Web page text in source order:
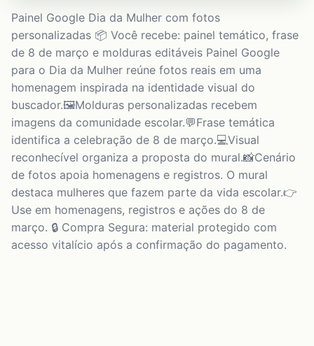
Painel Google Dia da Mulher com fotos
personalizadas 📦 Você recebe: painel temático, frase
de 8 de março e molduras editáveis Painel Google
para o Dia da Mulher reúne fotos reais em uma
homenagem inspirada na identidade visual do
buscador.🖼️Molduras personalizadas recebem
imagens da comunidade escolar.💬Frase temática
identifica a celebração de 8 de março.💻Visual
reconhecível organiza a proposta do mural.📸Cenário
de fotos apoia homenagens e registros. O mural
destaca mulheres que fazem parte da vida escolar.👉
Use em homenagens, registros e ações do 8 de
março. 🔒 Compra Segura: material protegido com
acesso vitalício após a confirmação do pagamento.